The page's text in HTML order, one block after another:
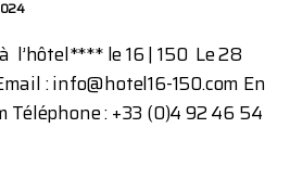
l’hôtel**** le 16 | 150 Le 28
: info@hotel16-150.com En
Téléphone : +33 (0)4 92 46 54